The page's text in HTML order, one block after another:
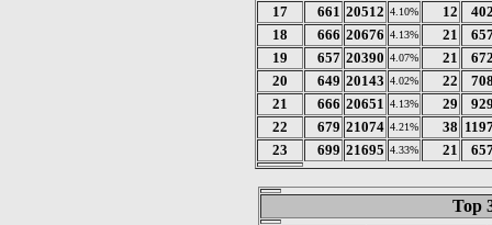
17 661 20512 4.10% 12
18
666 20676 4.13% 21
19
657 20390 4.07% 21
20
649 20143 4.02% 22
21
666 20651 4.13% 29
22
679 21074 4.21% 38
23
699 21695 4.33% 21
Top